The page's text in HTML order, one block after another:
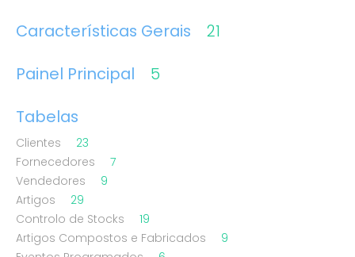
Características Gerais
21
Painel Principal
5
Tabelas
Clientes
23
Fornecedores
7
Vendedores
9
Artigos
29
Controlo de Stocks
19
Artigos Compostos e Fabricados
9